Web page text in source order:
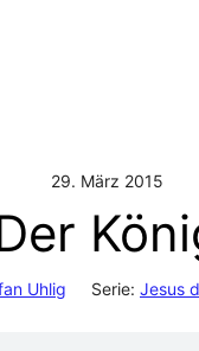
29. März 2015
Uhlig Serie: Jesus